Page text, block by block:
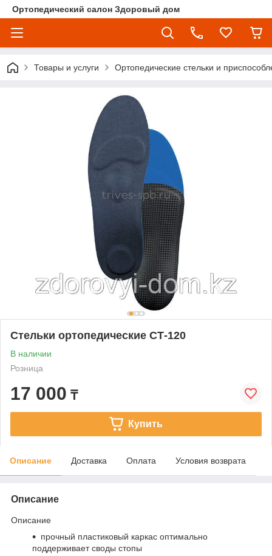
Ортопедический салон Здоровый дом
Товары и услуги Ортопедические стельки и
Стельки ортопедические СТ-120
В наличии
Розница
17 000 ₸
Купить
Описание Доставка Оплата Условия возврата
Описание
Описание
прочный пластиковый каркас оптимально
поддерживает своды стопы